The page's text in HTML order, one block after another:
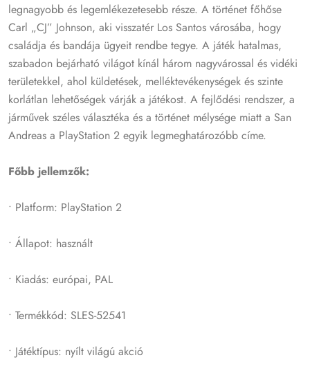
legnagyobb és legemlékezetesebb része. A történet főhőse
Carl „CJ” Johnson, aki visszatér Los Santos városába, hogy
családja és bandája ügyeit rendbe tegye. A játék hatalmas,
szabadon bejárható világot kínál három nagyvárossal és vidéki
területekkel, ahol küldetések, melléktevékenységek és szinte
korlátlan lehetőségek várják a játékost. A fejlődési rendszer, a
járművek széles választéka és a történet mélysége miatt a San
Andreas a PlayStation 2 egyik legmeghatározóbb címe.
Főbb jellemzők:
• Platform: PlayStation 2
• Állapot: használt
• Kiadás: európai, PAL
• Termékkód: SLES-52541
• Játéktípus: nyílt világú akció